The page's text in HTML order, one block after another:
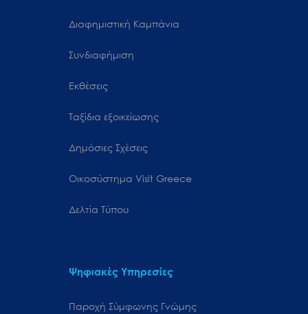
Διαφημιστική Καμπάνια
Συνδιαφήμιση
Εκθέσεις
Ταξίδια εξοικείωσης
Δημόσιες Σχέσεις
Oικοσύστημα Visit Greece
Δελτία Τύπου
Ψηφιακές Υπηρεσίες
Παροχή Σύμφωνης Γνώμης